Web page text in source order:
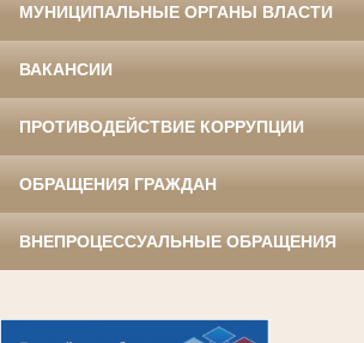
МУНИЦИПАЛЬНЫЕ ОРГАНЫ ВЛАСТИ
ВАКАНСИИ
ПРОТИВОДЕЙСТВИЕ КОРРУПЦИИ
ОБРАЩЕНИЯ ГРАЖДАН
ВНЕПРОЦЕССУАЛЬНЫЕ ОБРАЩЕНИЯ